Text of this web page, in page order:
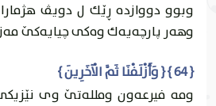
وبوو دووازده‌ ڕێك ل دويڤ هژمارا
وهه‌ر پارچه‌یه‌ك وه‌كى چيایه‌كێ
{ 64 } { وَأَزْلَفْنَا ثَمَّ الْآخَرِينَ }
ومه‌ فيرعه‌ون وملله‌تێ وى